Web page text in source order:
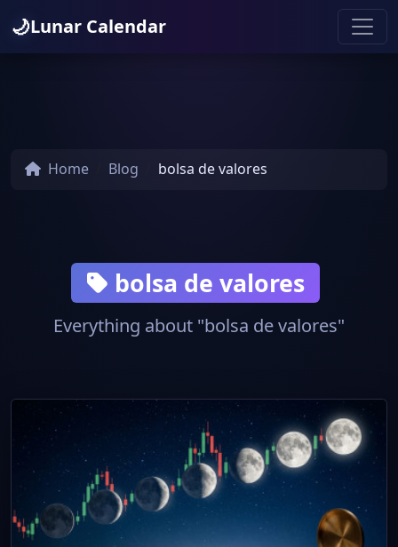
🌙Lunar Calendar
Home Blog bolsa de valores
bolsa de valores
Everything about "bolsa de valores"